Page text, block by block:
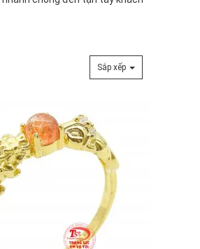
Sắp xếp